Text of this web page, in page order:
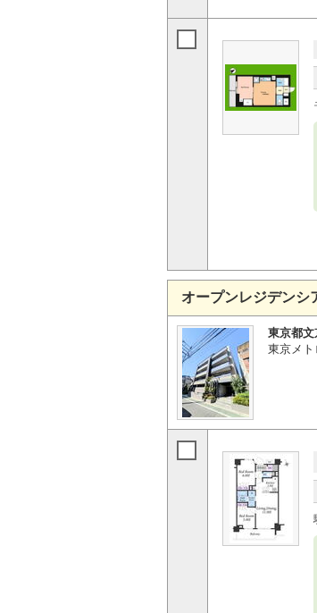
オープンレジデン
東京都文
東京メ